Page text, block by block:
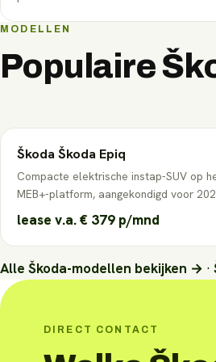
MODELLEN
Populaire
Škoda Škoda Epiq
Compacte elektrische instap-SUV op
MEB+-platform, aangekondigd voor
lease v.a.€ 379 p/mnd
Alle Škoda-modellen bekijken → ·
DIRECT CONTACT